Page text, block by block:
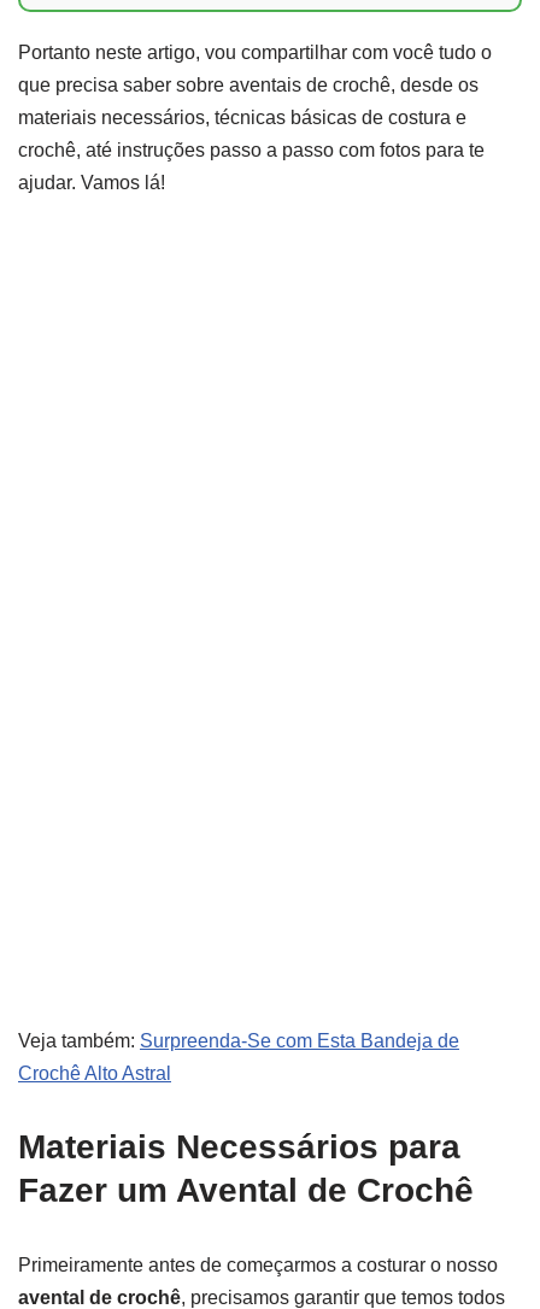
Portanto neste artigo, vou compartilhar com você tudo o
que precisa saber sobre aventais de crochê, desde os
materiais necessários, técnicas básicas de costura e
crochê, até instruções passo a passo com fotos para te
ajudar. Vamos lá!
Veja também: Surpreenda-Se com Esta Bandeja de
Crochê Alto Astral
Materiais Necessários para
Fazer um Avental de Crochê
Primeiramente antes de começarmos a costurar o nosso
avental de crochê, precisamos garantir que temos todos